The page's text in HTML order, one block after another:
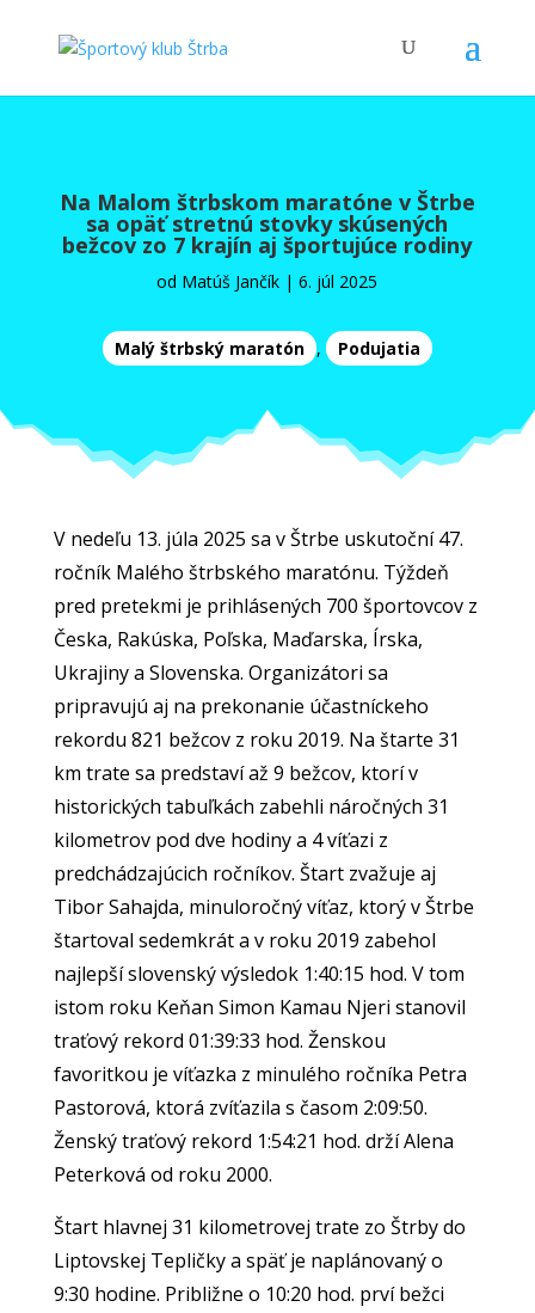
Na Malom štrbskom maratóne v Štrbe
sa opäť stretnú stovky skúsených
bežcov zo 7 krajín aj športujúce rodiny
od Matúš Jančík |6. júl 2025
Malý štrbský maratón , Podujatia
V nedeľu 13. júla 2025 sa v Štrbe uskutoční 47.
ročník Malého štrbského maratónu. Týždeň
pred pretekmi je prihlásených 700 športovcov z
Česka, Rakúska, Poľska, Maďarska, Írska,
Ukrajiny a Slovenska. Organizátori sa
pripravujú aj na prekonanie účastníckeho
rekordu 821 bežcov z roku 2019. Na štarte 31
km trate sa predstaví až 9 bežcov, ktorí v
historických tabuľkách zabehli náročných 31
kilometrov pod dve hodiny a 4 víťazi z
predchádzajúcich ročníkov. Štart zvažuje aj
Tibor Sahajda, minuloročný víťaz, ktorý v Štrbe
štartoval sedemkrát a v roku 2019 zabehol
najlepší slovenský výsledok 1:40:15 hod. V tom
istom roku Keňan Simon Kamau Njeri stanovil
traťový rekord 01:39:33 hod. Ženskou
favoritkou je víťazka z minulého ročníka Petra
Pastorová, ktorá zvíťazila s časom 2:09:50.
Ženský traťový rekord 1:54:21 hod. drží Alena
Peterková od roku 2000.
Štart hlavnej 31 kilometrovej trate zo Štrby do
Liptovskej Tepličky a späť je naplánovaný o
9:30 hodine. Približne o 10:20 hod. prví bežci